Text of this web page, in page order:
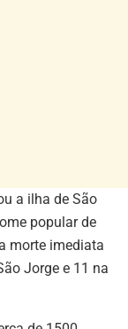
a ilha de São
popular de
morte imediata
Jorge e 11 na